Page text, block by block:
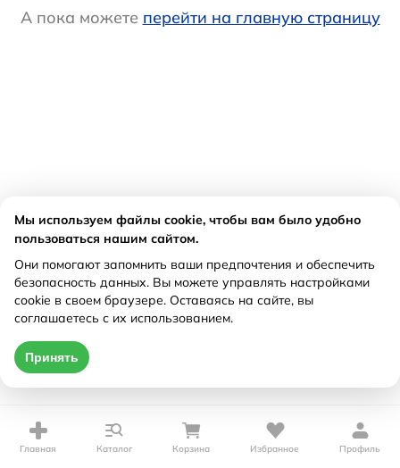
А пока можете перейти на главную страницу
Главная Каталог Корзина Избранное Профиль
Мы используем файлы cookie, чтобы вам было удобно
пользоваться нашим сайтом.
Они помогают запомнить ваши предпочтения и обеспечить
безопасность данных. Вы можете управлять настройками
cookie в своем браузере. Оставаясь на сайте, вы
соглашаетесь с их использованием.
Принять